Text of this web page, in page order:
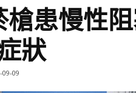
槍患慢性
狀
09-09